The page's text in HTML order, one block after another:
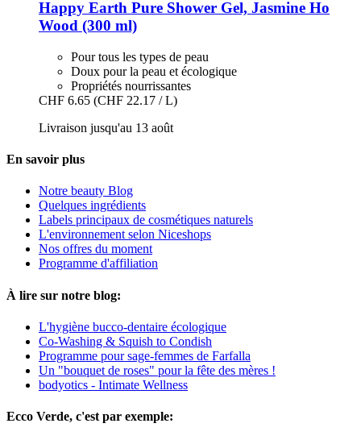
Happy Earth Pure Shower Gel, Jasmine Ho
Wood (300 ml)
Pour tous les types de peau
Doux pour la peau et écologique
Propriétés nourrissantes
CHF 6.65 (CHF 22.17 / L)
Livraison jusqu'au 13 août
En savoir plus
Notre beauty Blog
Quelques ingrédients
Labels principaux de cosmétiques naturels
L'environnement selon Niceshops
Nos offres du moment
Programme d'affiliation
À lire sur notre blog:
L'hygiène bucco-dentaire écologique
Co-Washing & Squish to Condish
Programme pour sage-femmes de Farfalla
Un "bouquet de roses" pour la fête des mères !
bodyotics - Intimate Wellness
Ecco Verde, c'est par exemple: